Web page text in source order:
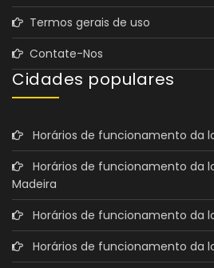
Termos gerais de uso
Contate-Nos
Cidades populares
Horários de funcionamento da
Horários de funcionamento da
Madeira
Horários de funcionamento da
Horários de funcionamento da